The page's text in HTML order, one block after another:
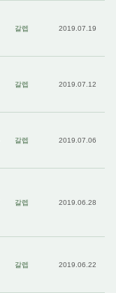
갈렙 2019.07.19
갈렙 2019.07.12
갈렙 2019.07.06
갈렙 2019.06.28
갈렙 2019.06.22